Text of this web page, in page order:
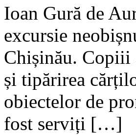
Ioan Gură de
excursie
Chișinău. Copiii
și tipărirea
obiectelor de
fost serviți […]